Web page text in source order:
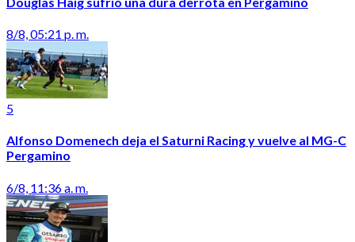
8/8, 05:21 p. m.
5
Alfonso Domenech deja el Saturni Racing y vuelve al MG-C
Pergamino
6/8, 11:36 a. m.